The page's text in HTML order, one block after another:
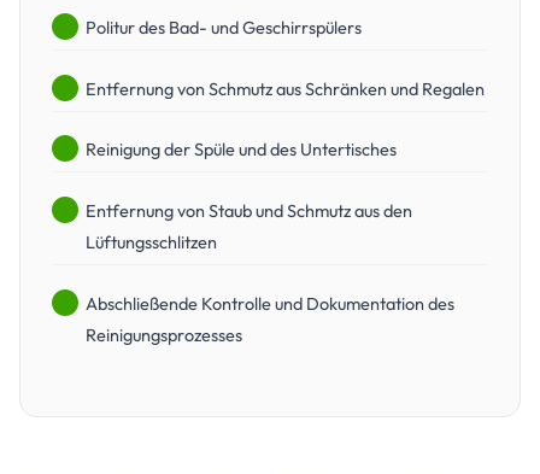
Politur des Bad- und Geschirrspülers
Entfernung von Schmutz aus Schränken und Regalen
Reinigung der Spüle und des Untertisches
Entfernung von Staub und Schmutz aus den
Lüftungsschlitzen
Abschließende Kontrolle und Dokumentation des
Reinigungsprozesses